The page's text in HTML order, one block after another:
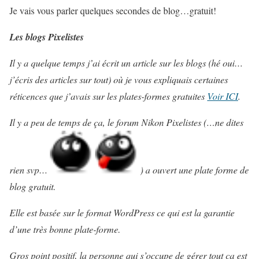
Je vais vous parler quelques secondes de blog…gratuit!
Les blogs Pixelistes
Il y a quelque temps j’ai écrit un article sur les blogs (hé oui…
j’écris des articles sur tout) où je vous expliquais certaines
réticences que j’avais sur les plates-formes gratuites Voir ICI.
Il y a peu de temps de ça, le forum Nikon Pixelistes (…ne dites
rien svp…
) a ouvert une plate forme de
blog gratuit.
Elle est basée sur le format WordPress ce qui est la garantie
d’une très bonne plate-forme.
Gros point positif, la personne qui s’occupe de gérer tout ça est